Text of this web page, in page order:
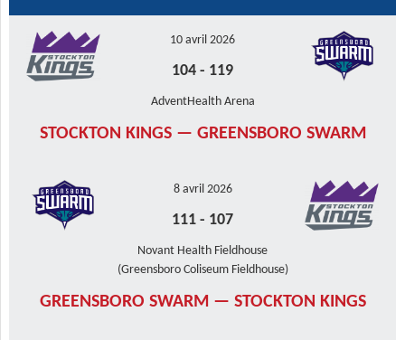
10 avril 2026
104 - 119
AdventHealth Arena
STOCKTON KINGS — GREENSBORO SWARM
8 avril 2026
111 - 107
Novant Health Fieldhouse
(Greensboro Coliseum Fieldhouse)
GREENSBORO SWARM — STOCKTON KINGS